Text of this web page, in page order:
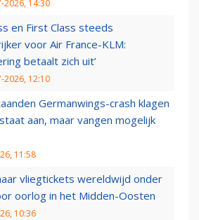
2026, 14:30
en First Class steeds
voor Air France-KLM:
betaalt zich uit’
2026, 12:10
Germanwings-crash klagen
aan, maar vangen mogelijk
11:58
vliegtickets wereldwijd onder
oorlog in het Midden-Oosten
10:36